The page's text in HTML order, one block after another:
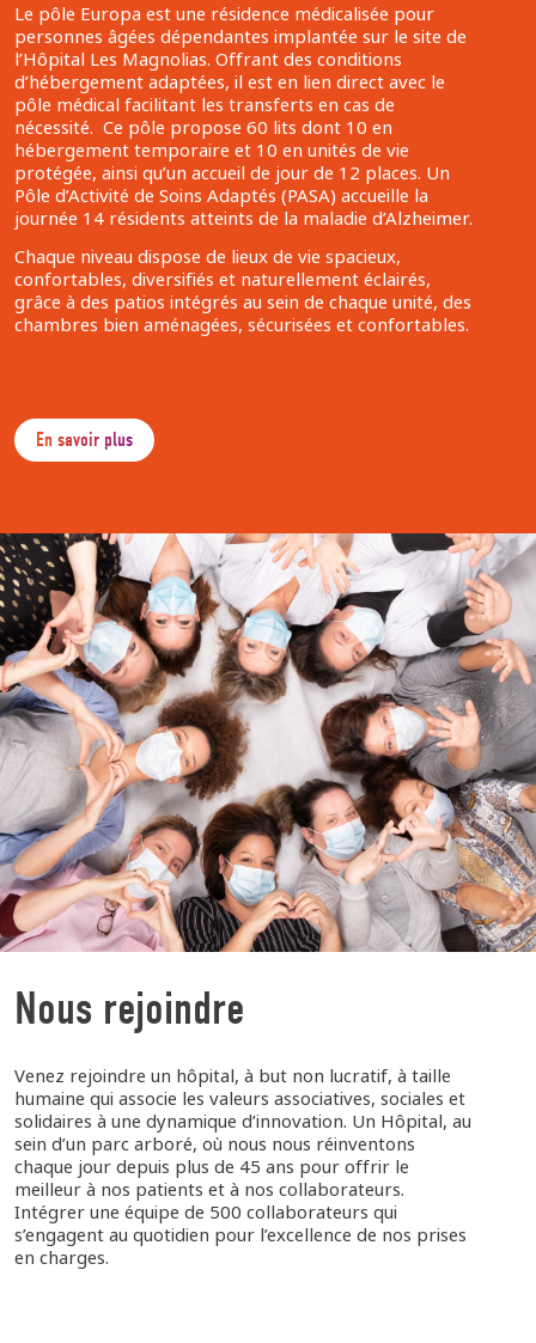
Le pôle Europa est une résidence médicalisée pour
personnes âgées dépendantes implantée sur le site de
l’Hôpital Les Magnolias. Offrant des conditions
d’hébergement adaptées, il est en lien direct avec le
pôle médical facilitant les transferts en cas de
nécessité. Ce pôle propose 60 lits dont 10 en
hébergement temporaire et 10 en unités de vie
protégée, ainsi qu’un accueil de jour de 12 places. Un
Pôle d’Activité de Soins Adaptés (PASA) accueille la
journée 14 résidents atteints de la maladie d’Alzheimer.
Chaque niveau dispose de lieux de vie spacieux,
confortables, diversifiés et naturellement éclairés,
grâce à des patios intégrés au sein de chaque unité, des
chambres bien aménagées, sécurisées et confortables.
En savoir plus
Nous rejoindre
Venez rejoindre un hôpital, à but non lucratif, à taille
humaine qui associe les valeurs associatives, sociales et
solidaires à une dynamique d’innovation. Un Hôpital, au
sein d’un parc arboré, où nous nous réinventons
chaque jour depuis plus de 45 ans pour offrir le
meilleur à nos patients et à nos collaborateurs.
Intégrer une équipe de 500 collaborateurs qui
s’engagent au quotidien pour l’excellence de nos prises
en charges.